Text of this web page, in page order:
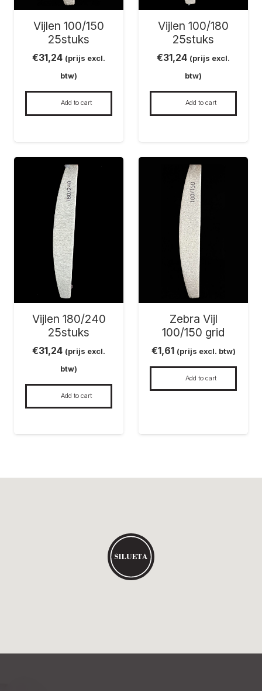
Vijlen 100/150
25stuks
€31,24 (prijs excl.
btw)
Add to cart
Vijlen 100/180
25stuks
€31,24 (prijs excl.
btw)
Add to cart
Vijlen 180/240
25stuks
€31,24 (prijs excl.
btw)
Add to cart
Zebra Vijl
100/150 grid
€1,61 (prijs excl. btw)
Add to cart